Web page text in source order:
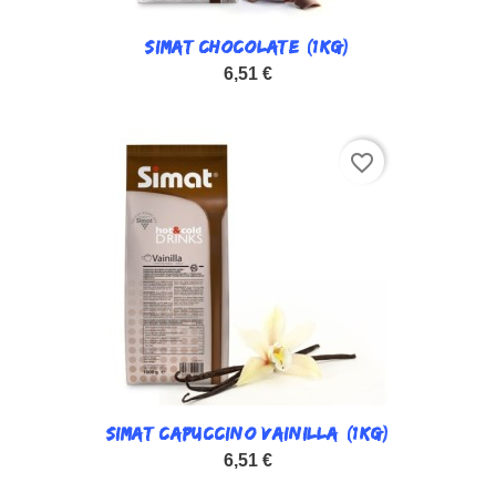
SIMAT CHOCOLATE (1KG)
6,51 €
SIMAT CAPUCCINO VAINILLA (1KG)
6,51 €
favorite_border